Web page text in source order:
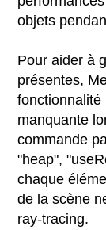
objets
Pour aider à
présentes,
fonctionnalité
manquante
commande
"heap",
chaque
de la scène
ray-tracing.